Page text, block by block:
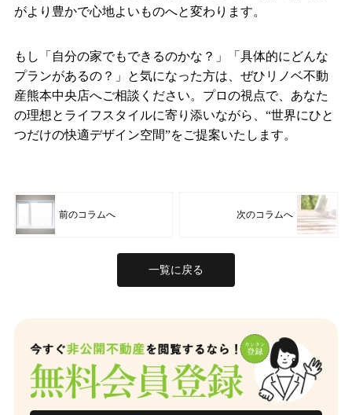
がより豊かで心地よいものへと変わります。
もし「自分の家でもできるのかな？」「具体的にどんな
プランがあるの？」と気になった方は、ぜひリノベ不動
産熊本中央店へご相談ください。プロの視点で、あなた
の理想とライフスタイルに寄り添いながら、“世界にひと
つだけの快適デザイン空間”をご提案いたします。
前のコラムへ 次のコラムへ
一覧に戻る